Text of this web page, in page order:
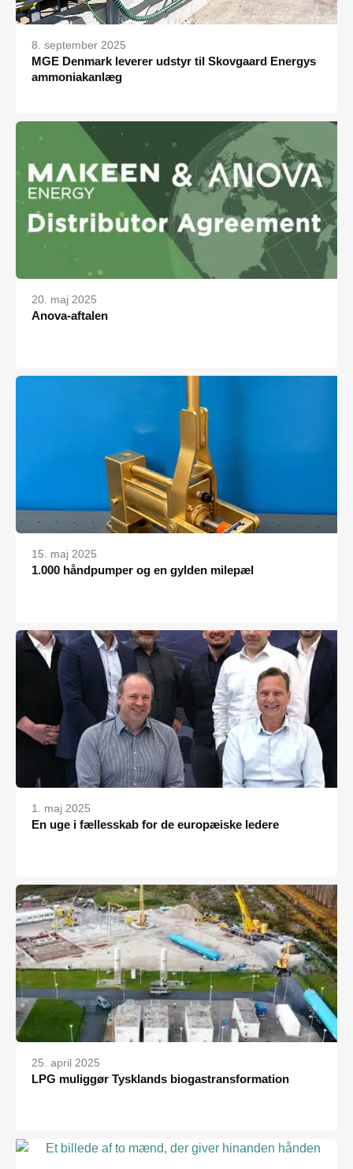
8. september 2025
MGE Denmark leverer udstyr til Skovgaard Energys
ammoniakanlæg
20. maj 2025
Anova-aftalen
15. maj 2025
1.000 håndpumper og en gylden milepæl
1. maj 2025
En uge i fællesskab for de europæiske ledere
25. april 2025
LPG muliggør Tysklands biogastransformation